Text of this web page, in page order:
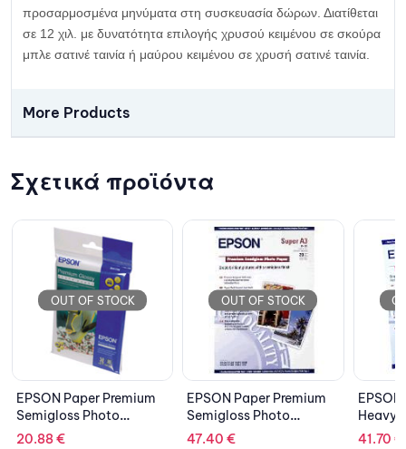
προσαρμοσμένα μηνύματα στη συσκευασία δώρων. Διατίθεται
σε 12 χιλ. με δυνατότητα επιλογής χρυσού κειμένου σε σκούρα
μπλε σατινέ ταινία ή μαύρου κειμένου σε χρυσή σατινέ ταινία.
More Products
Σχετικά προϊόντα
OUT OF STOCK
EPSON Paper Premium
Semigloss Photo
C13S041334
47.40
OUT OF STOCK
EPSON Paper Matte
Heavyweight
C13S041261
41.70